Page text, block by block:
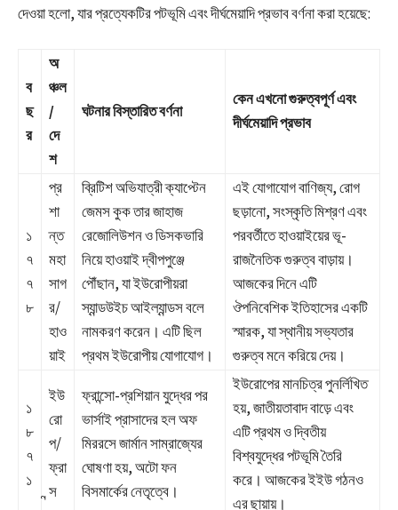
দেওয়া হলো, যার প্রত্যেকটির পটভূমি এবং দীর্ঘমেয়াদি প্রভাব বর্ণনা করা হয়েছে:
ব
ছ
র
অ
ঞ্চল
/
দে
শ
ঘটনার বিস্তারিত বর্ণনা
কেন এখনো গুরুত্বপূর্ণ এবং
দীর্ঘমেয়াদি প্রভাব
১
৭
৭
৮
প্র
শা
ন্ত
মহা
সাগ
র/
হাও
য়াই
ব্রিটিশ অভিযাত্রী ক্যাপ্টেন
জেমস কুক তার জাহাজ
রেজোলিউশন ও ডিসকভারি
নিয়ে হাওয়াই দ্বীপপুঞ্জে
পৌঁছান, যা ইউরোপীয়রা
স্যান্ডউইচ আইল্যান্ডস বলে
নামকরণ করেন। এটি ছিল
প্রথম ইউরোপীয় যোগাযোগ।
এই যোগাযোগ বাণিজ্য, রোগ
ছড়ানো, সংস্কৃতি মিশ্রণ এবং
পরবর্তীতে হাওয়াইয়ের ভূ-
রাজনৈতিক গুরুত্ব বাড়ায়।
আজকের দিনে এটি
ঔপনিবেশিক ইতিহাসের একটি
স্মারক, যা স্থানীয় সভ্যতার
গুরুত্ব মনে করিয়ে দেয়।
১
৮
৭
১
ইউ
রো
প/
ফ্রা
ন্স
ফ্রান্সো-প্রশিয়ান যুদ্ধের পর
ভার্সাই প্রাসাদের হল অফ
মিররসে জার্মান সাম্রাজ্যের
ঘোষণা হয়, অটো ফন
বিসমার্কের নেতৃত্বে।
ইউরোপের মানচিত্র পুনর্লিখিত
হয়, জাতীয়তাবাদ বাড়ে এবং
এটি প্রথম ও দ্বিতীয়
বিশ্বযুদ্ধের পটভূমি তৈরি
করে। আজকের ইইউ গঠনও
এর ছায়ায়।